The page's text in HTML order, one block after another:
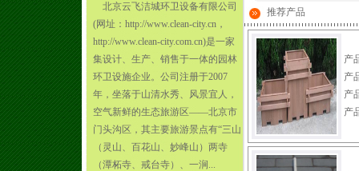
北京云飞洁城环卫设备有限公司
(网址：http://www.clean-city.cn，
http://www.clean-city.com.cn)是一家
集设计、生产、销售于一体的园林
环卫设施企业。公司注册于2007
年，坐落于山清水秀、风景宜人，
空气新鲜的生态旅游区——北京市
门头沟区，其主要旅游景点有“三山
（灵山、百花山、妙峰山）两寺
（潭柘寺、戒台寺）、一涧...
推荐产品
产
产
产
产